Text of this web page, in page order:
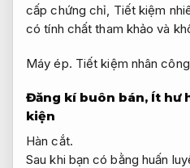
cấp chứng chỉ, Tiết kiệm
có tính chất tham khảo và
Máy ép. Tiết kiệm nhân
Đăng kí buôn bán, Ít hư
kiện
Hàn cắt.
Sau khi bạn có bằng huấn